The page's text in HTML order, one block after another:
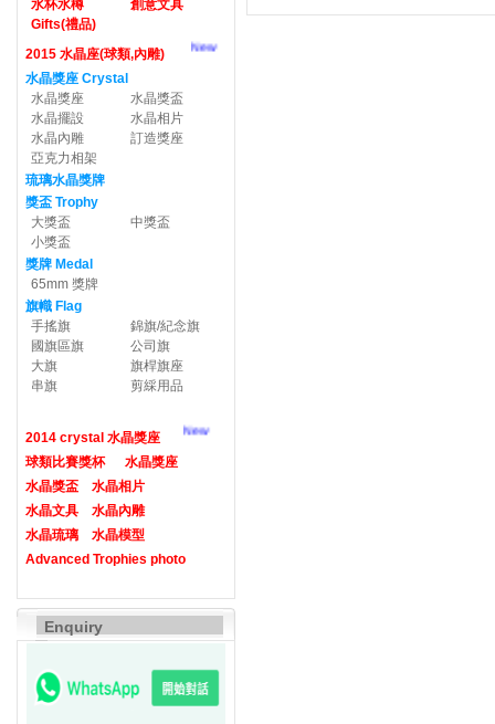
水杯水樽
創意文具
Gifts(禮品)
2015 水晶座(球類,內雕)
New
水晶獎座 Crystal
水晶獎座
水晶獎盃
水晶擺設
水晶相片
水晶內雕
訂造獎座
亞克力相架
琉璃水晶獎牌
獎盃 Trophy
大獎盃
中獎盃
小獎盃
獎牌 Medal
65mm 獎牌
旗幟 Flag
手搖旗
錦旗/紀念旗
國旗區旗
公司旗
大旗
旗桿旗座
串旗
剪綵用品
2014 crystal 水晶獎座 New
球類比賽獎杯
水晶獎座
水晶獎盃
水晶相片
水晶文具
水晶內雕
水晶琉璃
水晶模型
Advanced Trophies photo
Enquiry